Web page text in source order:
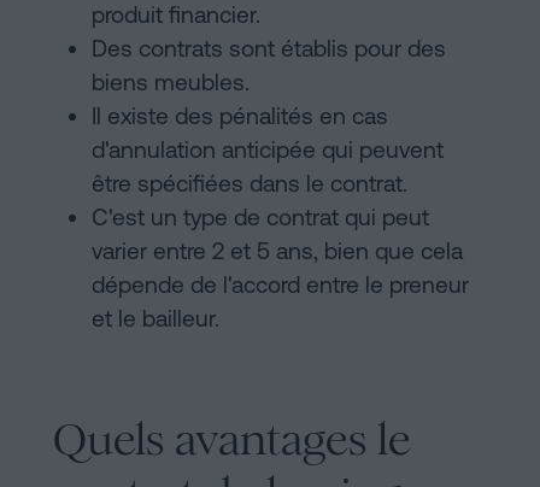
produit financier.
Des contrats sont établis pour des
biens meubles.
Il existe des pénalités en cas
d'annulation anticipée qui peuvent
être spécifiées dans le contrat.
C'est un type de contrat qui peut
varier entre 2 et 5 ans, bien que cela
dépende de l'accord entre le preneur
et le bailleur.
Quels avantages le